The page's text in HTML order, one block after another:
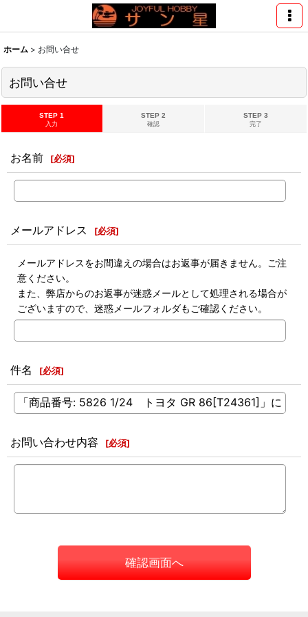
ホーム > お問い合せ
お問い合せ
STEP 1
入力
STEP 2
確認
STEP 3
完了
お名前 [必須]
メールアドレス [必須]
メールアドレスをお間違えの場合はお返事が届きません。ご注
意ください。
また、弊店からのお返事が迷惑メールとして処理される場合が
ございますので、迷惑メールフォルダもご確認ください。
件名 [必須]
お問い合わせ内容 [必須]
確認画面へ